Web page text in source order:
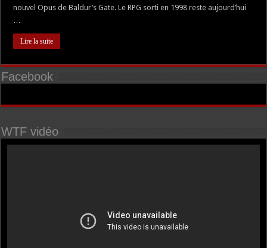
nouvel Opus de Baldur’s Gate. Le RPG sorti en 1998 reste aujourd’hui
Lire la suite
Facebook
WTF vidéo